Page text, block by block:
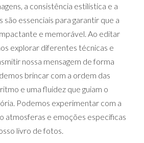
a consistência estilística e a
são essenciais para garantir que a
e memorável. Ao editar
explorar diferentes técnicas e
nossa mensagem de forma
brincar com a ordem das
e uma fluidez que guiam o
Podemos experimentar com a
atmosferas e emoções específicas
livro de fotos.